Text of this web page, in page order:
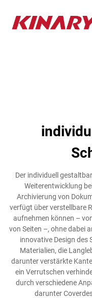
Der individuell
Weiterentwicklung
Archivierung von
verfügt über verstellbare
aufnehmen können –
von Seiten –, ohne dabei
innovative Design des
Materialien, die
darunter verstärkte
ein Verrutschen
durch verschiedene
darunter